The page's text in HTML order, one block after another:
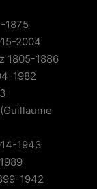
1875
2004
1805-1886
1982
1943
1942